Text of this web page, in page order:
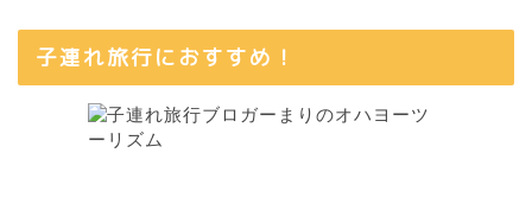
子連れ旅行におすすめ！
ホーム